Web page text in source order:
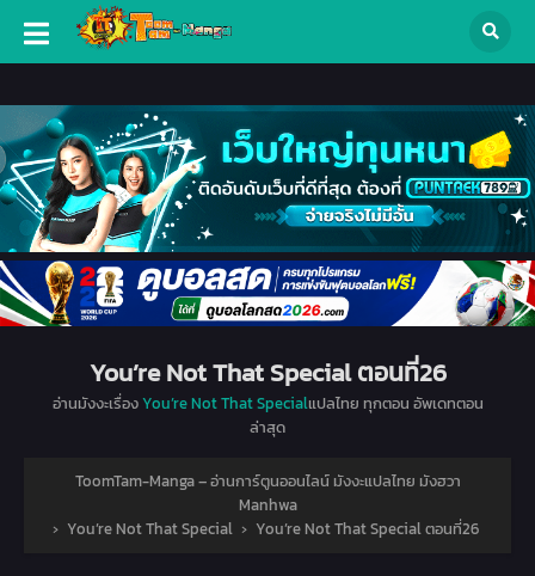
You’re Not That Special ตอนที่26
อ่านมังงะเรื่องYou’re Not That Specialแปลไทย ทุกตอน อัพเดทตอน
ล่าสุด
ToomTam-Manga – อ่านการ์ตูนออนไลน์ มังงะแปลไทย มังฮวา
Manhwa
› You’re Not That Special › You’re Not That Special ตอนที่26